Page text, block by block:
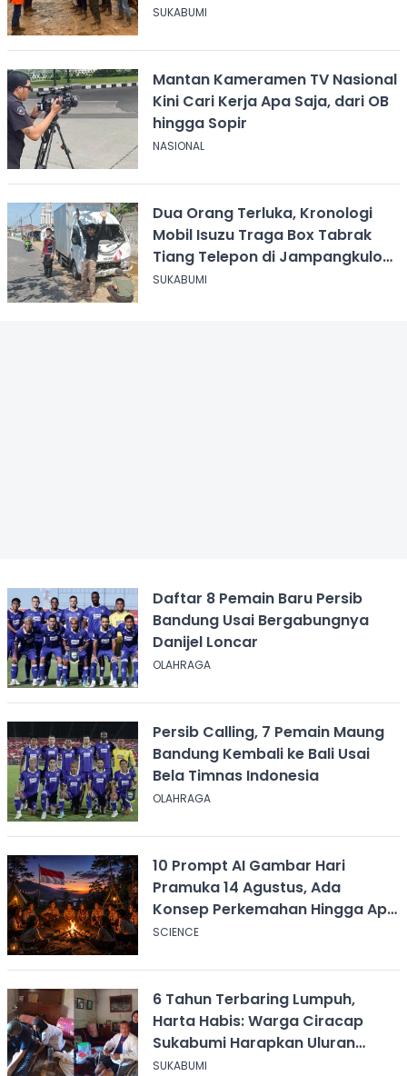
Gaji Rp8,4 Miliar
SUKABUMI
Mantan Kameramen TV Nasional
Kini Cari Kerja Apa Saja, dari OB
hingga Sopir
NASIONAL
Dua Orang Terluka, Kronologi
Mobil Isuzu Traga Box Tabrak
Tiang Telepon di Jampangkulon
Sukabumi
SUKABUMI
Daftar 8 Pemain Baru Persib
Bandung Usai Bergabungnya
Danijel Loncar
OLAHRAGA
Persib Calling, 7 Pemain Maung
Bandung Kembali ke Bali Usai
Bela Timnas Indonesia
OLAHRAGA
10 Prompt AI Gambar Hari
Pramuka 14 Agustus, Ada
Konsep Perkemahan Hingga Api
Unggun
SCIENCE
6 Tahun Terbaring Lumpuh,
Harta Habis: Warga Ciracap
Sukabumi Harapkan Uluran
Tangan KDM
SUKABUMI